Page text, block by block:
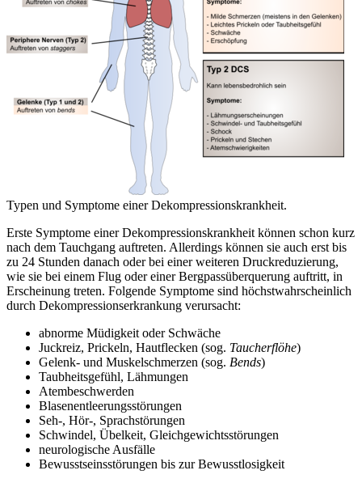
Typen und Symptome einer Dekompressionskrankheit.
Erste Symptome einer Dekompressionskrankheit können schon kurz
nach dem Tauchgang auftreten. Allerdings können sie auch erst bis
zu 24 Stunden danach oder bei einer weiteren Druckreduzierung,
wie sie bei einem Flug oder einer Bergpassüberquerung auftritt, in
Erscheinung treten. Folgende Symptome sind höchstwahrscheinlich
durch Dekompressionserkrankung verursacht:
abnorme Müdigkeit oder Schwäche
Juckreiz, Prickeln, Hautflecken (sog. Taucherflöhe)
Gelenk- und Muskelschmerzen (sog. Bends)
Taubheitsgefühl, Lähmungen
Atembeschwerden
Blasenentleerungsstörungen
Seh-, Hör-, Sprachstörungen
Schwindel, Übelkeit, Gleichgewichtsstörungen
neurologische Ausfälle
Bewusstseinsstörungen bis zur Bewusstlosigkeit